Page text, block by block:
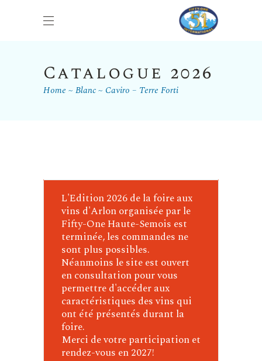
Catalogue 2026
Home Blanc Caviro – Terre Forti
L'Edition 2026 de la foire aux
vins d'Arlon organisée par le
Fifty-One Haute-Semois est
terminée, les commandes ne
sont plus possibles.
Néanmoins le site est ouvert
en consultation pour vous
permettre d'accéder aux
caractéristiques des vins qui
ont été présentés durant la
foire.
Merci de votre participation et
rendez-vous en 2027!